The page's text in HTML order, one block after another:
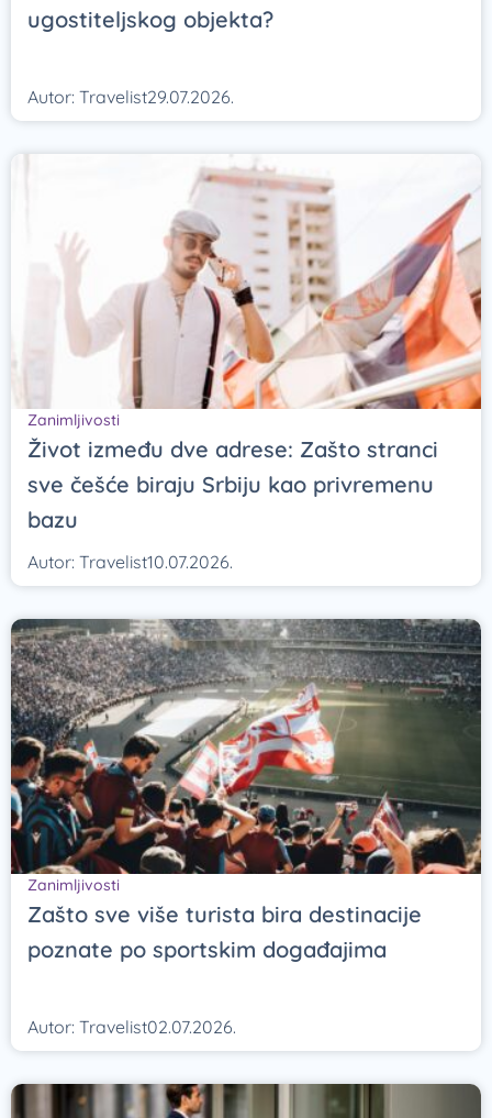
ugostiteljskog objekta?
Autor: Travelist29.07.2026.
Zanimljivosti
Život između dve adrese: Zašto stranci
sve češće biraju Srbiju kao privremenu
bazu
Autor: Travelist10.07.2026.
Zanimljivosti
Zašto sve više turista bira destinacije
poznate po sportskim događajima
Autor: Travelist02.07.2026.